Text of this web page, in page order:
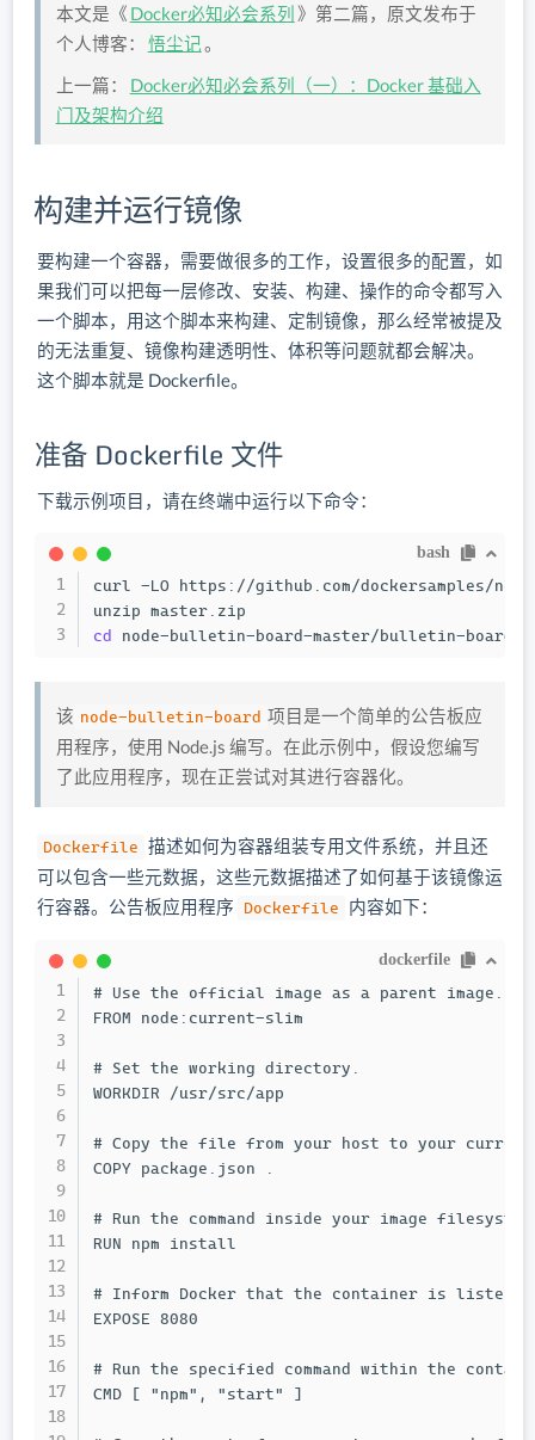
本文是《 Docker必知必会系列 》第二篇，原文发布于
个人博客：
悟尘记 。
上一篇：
Docker必知必会系列（一）：Docker 基础入
门及架构介绍
构建并运行镜像
要构建一个容器，需要做很多的工作，设置很多的配置，如
果我们可以把每一层修改、安装、构建、操作的命令都写入
一个脚本，用这个脚本来构建、定制镜像，那么经常被提及
的无法重复、镜像构建透明性、体积等问题就都会解决。
这个脚本就是 Dockerfile。
准备 Dockerfile 文件
下载示例项目，请在终端中运行以下命令：
bash
curl -LO https://github.com/dockersamples/
cd node-bulletin-board-master/bulletin-board-
该 node-bulletin-board 项目是一个简单的公告板应
用程序，使用 Node.js 编写。在此示例中，假设您编写
了此应用程序，现在正尝试对其进行容器化。
Dockerfile 描述如何为容器组装专用文件系统，并且还
可以包含一些元数据，这些元数据描述了如何基于该镜像运
行容器。公告板应用程序 Dockerfile 内容如下：
dockerfile
# Use the official image as a parent image.
FROM node:current-slim
# Set the working directory.
WORKDIR /usr/src/app
# Copy the file from your host to your
COPY package.json .
# Run the command inside your image
RUN npm install
# Inform Docker that the container is
EXPOSE 8080
# Run the specified command within the
CMD [ "npm", "start" ]